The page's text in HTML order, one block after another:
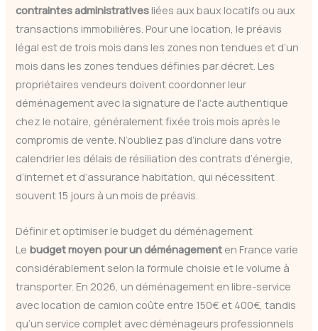
contraintes administratives liées aux baux locatifs ou aux
transactions immobilières. Pour une location, le préavis
légal est de trois mois dans les zones non tendues et d’un
mois dans les zones tendues définies par décret. Les
propriétaires vendeurs doivent coordonner leur
déménagement avec la signature de l’acte authentique
chez le notaire, généralement fixée trois mois après le
compromis de vente. N’oubliez pas d’inclure dans votre
calendrier les délais de résiliation des contrats d’énergie,
d’internet et d’assurance habitation, qui nécessitent
souvent 15 jours à un mois de préavis.
Définir et optimiser le budget du déménagement
Le budget moyen pour un déménagement en France varie
considérablement selon la formule choisie et le volume à
transporter. En 2026, un déménagement en libre-service
avec location de camion coûte entre 150€ et 400€, tandis
qu’un service complet avec déménageurs professionnels